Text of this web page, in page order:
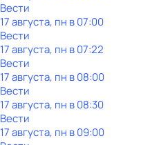
Вести
17 августа, пн в 07:00
Вести
17 августа, пн в 07:22
Вести
17 августа, пн в 08:00
Вести
17 августа, пн в 08:30
Вести
17 августа, пн в 09:00